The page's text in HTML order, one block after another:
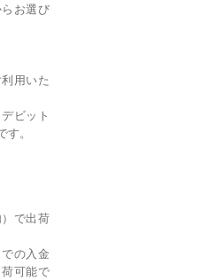
お選び
用いた
ビット
。
で出荷
の入金
可能で